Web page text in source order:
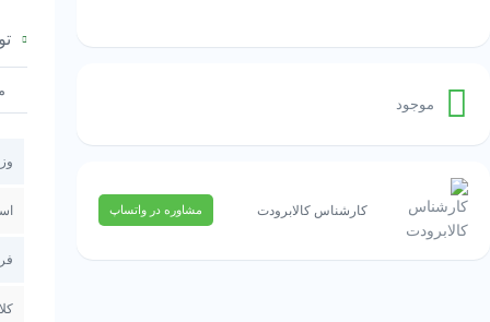
موجود
کارشناس کالابرودت مشاوره در واتساپ